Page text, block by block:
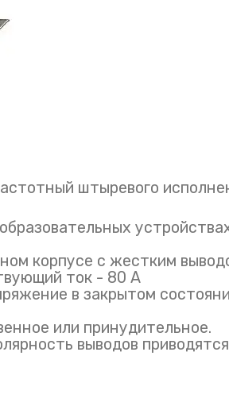
штыревого
корпусе с жестким
ток - 80 А
в закрытом
или принудительное.
выводов